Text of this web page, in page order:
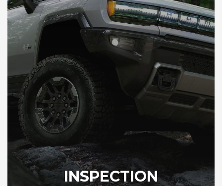
INSPECTION